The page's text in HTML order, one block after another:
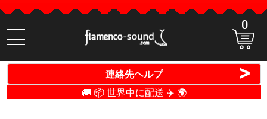
商
品
検
0
連絡先ヘルプ >
🚚 📦 世界中に配送 ✈️ 🌍